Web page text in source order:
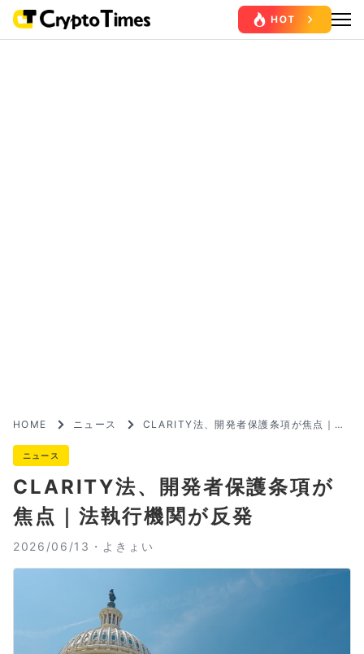
HOME ニュース
CLARITY法、開発者保護条項が焦点｜法
ニュース
CLARITY法、開発者保護条項が
焦点｜法執行機関が反発
2026/06/13・ よきょい